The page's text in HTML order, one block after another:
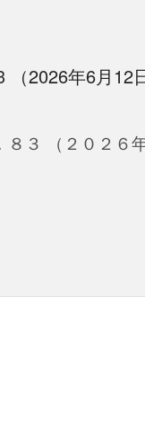
2026年6月12
３ （２０２６